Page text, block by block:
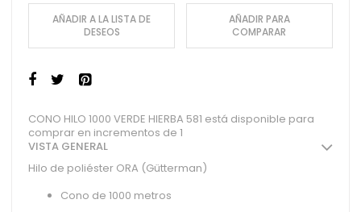
AÑADIR A LA LISTA DE
DESEOS
AÑADIR PARA
COMPARAR
CONO HILO 1000 VERDE HIERBA 581 está disponible para
comprar en incrementos de 1
VISTA GENERAL
Hilo de poliéster ORA (Gütterman)
Cono de 1000 metros